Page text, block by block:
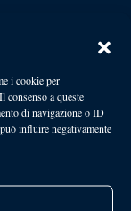
i cookie per
consenso a queste
di navigazione o ID
influire negativamente